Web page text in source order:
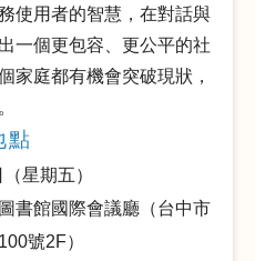
使用者的智慧，在對話與
一個更包容、更公平的社
家庭都有機會突破現狀，
點
星期五）
書館國際會議廳（台中市
號2F）